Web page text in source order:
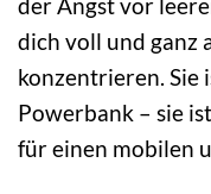
dich voll und ganz
konzentrieren. Sie
Powerbank – sie
für einen mobilen